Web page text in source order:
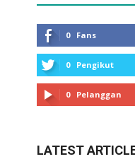
0 Fans
0 Pengikut
0 Pelanggan
LATEST